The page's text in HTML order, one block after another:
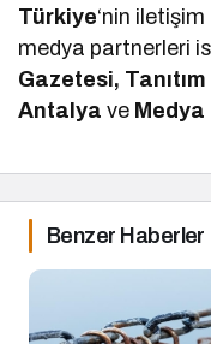
Türkiye‘nin
medya partnerleri
Gazetesi,
Antalya ve
Benzer Haberler